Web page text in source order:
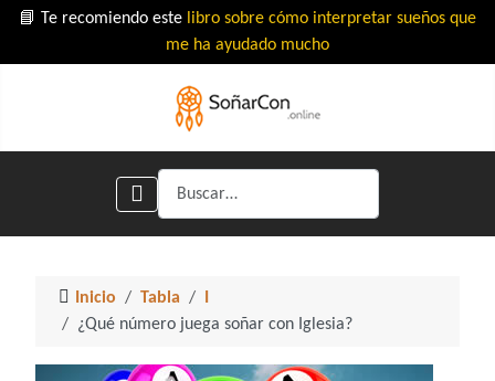
📘 Te recomiendo este libro sobre cómo interpretar sueños que
me ha ayudado mucho
Buscar
Inicio Tabla
¿Qué número juega soñar con Iglesia?